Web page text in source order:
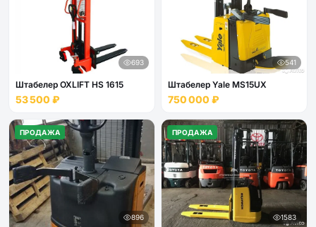
693
Штабелер OXLIFT HS 1615
53 500 ₽
541
Штабелер Yale МS15UХ
750 000 ₽
ПРОДАЖА
896
ПРОДАЖА
1583